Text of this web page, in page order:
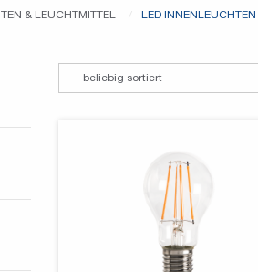
& LEUCHTMITTEL LED INNENLEUCHTEN